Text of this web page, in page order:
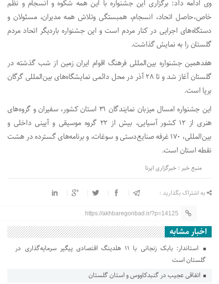
وی ادامه داد: برگزاری این جشنواره با این همه شکوه و انسجام و نظم
خاص،حاصل اتحاد، انسجام، همبستگی وتلاش همه مدیران، مسئولان و
دستگاه‌های اجرایی در کنار مردم است و این جشنواره باردیگر اتحاد مردم
گلستان را به نمایش گذاشت.
هفدهمین جشنواره بین‌المللی فرهنگ اقوام ایران زمین از شب گذشته در
گلستان آغاز شد و تا ۲۸ آذر در محل دائمی نمایشگاه‌های بین‌المللی گرگان
برپا است.
این جشنواره امسال میزبان نمایندگان ۳۱ استان کشور، سفیران و گروه‌های
هنری از ۱۲ کشور آسیایی، بیش از ۲۲ گروه موسیقی و آیینی داخلی و
بین‌المللی، ۱۷۰ غرفه صنایع‌دستی و سوغات، و برنامه‌های گسترده در هشت
نقطه استان است.
منبع خبر : خبرگزاری ایرنا
به اشتراک بگذارید :
https://akhbaregonbad.ir/?p=14125
اخبار مشابه
استاندار: بابک زنجانی با ۱۱ هلدینگ اقتصادی پیگیر سرمایه‌گذاری در
گلستان است
اتفاقی عجیب در‌ گنبدکاووس و استان گلستان